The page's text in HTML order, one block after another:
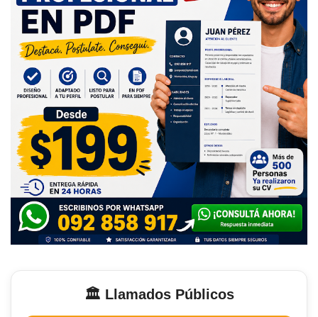
🏛️ Llamados Públicos